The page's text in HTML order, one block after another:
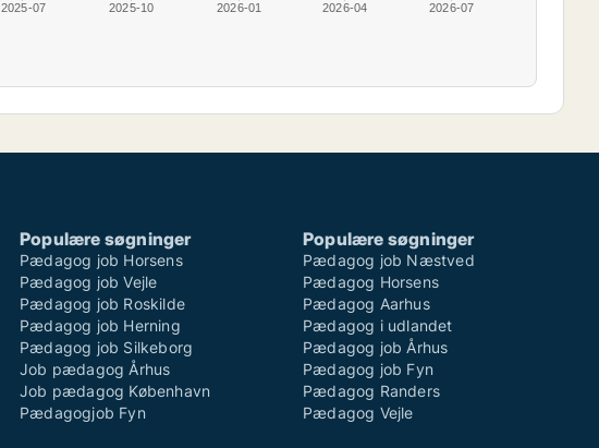
2025-07 2025-10 2026-01 2026-04 2026-07
Populære søgninger
Pædagog job Horsens
Pædagog job Vejle
Pædagog job Roskilde
Pædagog job Herning
Pædagog job Silkeborg
Job pædagog Århus
Job pædagog København
Pædagogjob Fyn
Populære søgninger
Pædagog job Næstved
Pædagog Horsens
Pædagog Aarhus
Pædagog i udlandet
Pædagog job Århus
Pædagog job Fyn
Pædagog Randers
Pædagog Vejle